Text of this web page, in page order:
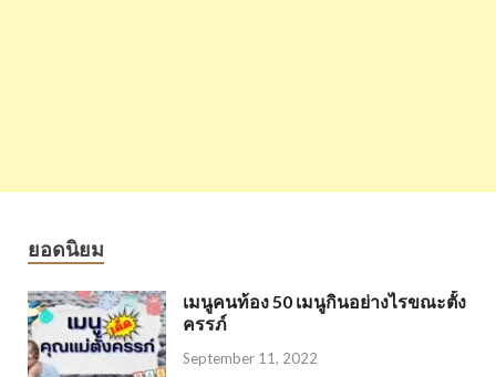
ยอดนิยม
เมนูคนท้อง 50 เมนูกินอย่างไรขณะตั้ง
ครรภ์
September 11, 2022